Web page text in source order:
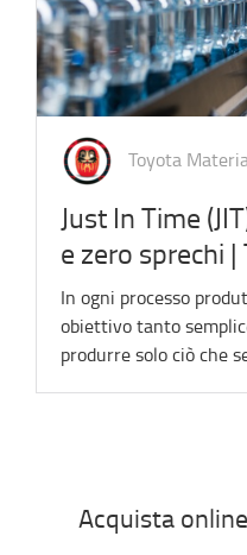
Toyota
Just In Time
e zero sprechi |
In ogni processo
obiettivo tanto
produrre solo ciò che
Acquista